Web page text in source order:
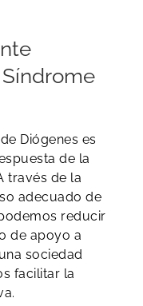
Diógenes es
de la
través de la
adecuado de
reducir
de apoyo a
sociedad
facilitar la